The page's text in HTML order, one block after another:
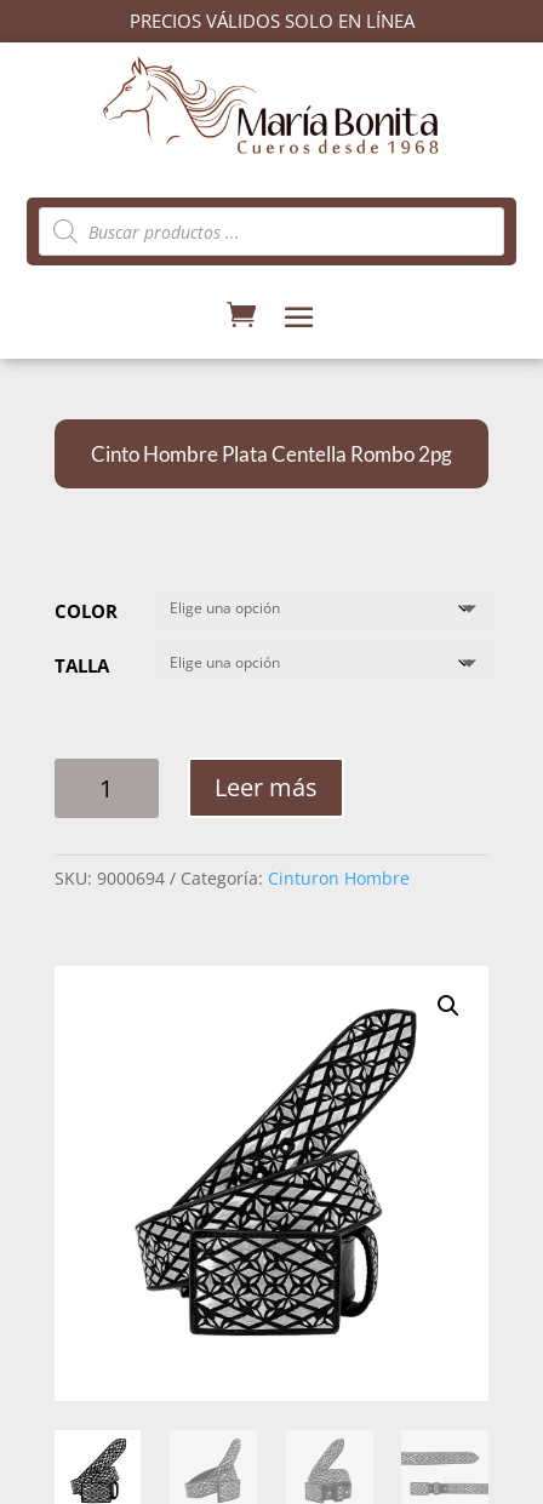
PRECIOS VÁLIDOS SOLO EN LÍNEA
Búsqueda
de
productos
Cinto Hombre Plata Centella Rombo 2pg
COLOR
TALLA
HOMBRE
ROMBO
Leer más
SKU: 9000694 Categoría: Cinturon Hombre